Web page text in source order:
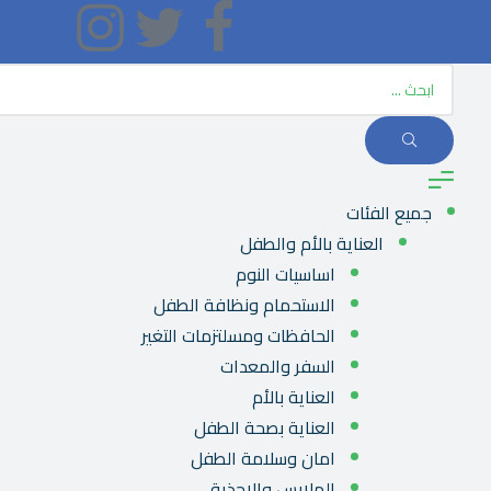
جميع الفئات
العناية بالأم والطفل
اساسيات النوم
الاستحمام ونظافة الطفل
الحافظات ومسلتزمات التغير
السفر والمعدات
العناية بالأم
العناية بصحة الطفل
امان وسلامة الطفل